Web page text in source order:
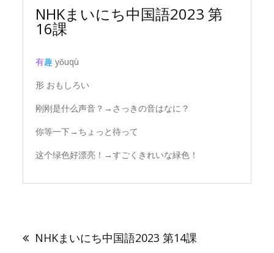
NHKまいにち中国語2023 第
16課
有趣 yǒuqù
形 おもしろい
刚刚是什么声音？→さっきの音はなに？
你等一下→ちょっと待って
这个绿色好漂亮！→すごくきれいな緑色！
ナ NHKまいにち中国語2023 第14課